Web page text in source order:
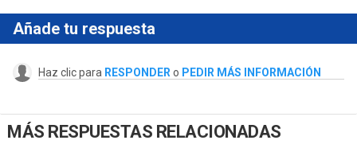
Añade tu respuesta
Haz clic para RESPONDER o PEDIR MÁS INFORMACIÓN
MÁS RESPUESTAS RELACIONADAS